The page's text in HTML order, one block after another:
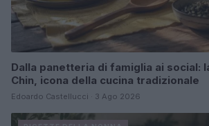
Dalla panetteria di famiglia ai social:
Chin, icona della cucina tradizionale
Edoardo Castellucci · 3 Ago 2026